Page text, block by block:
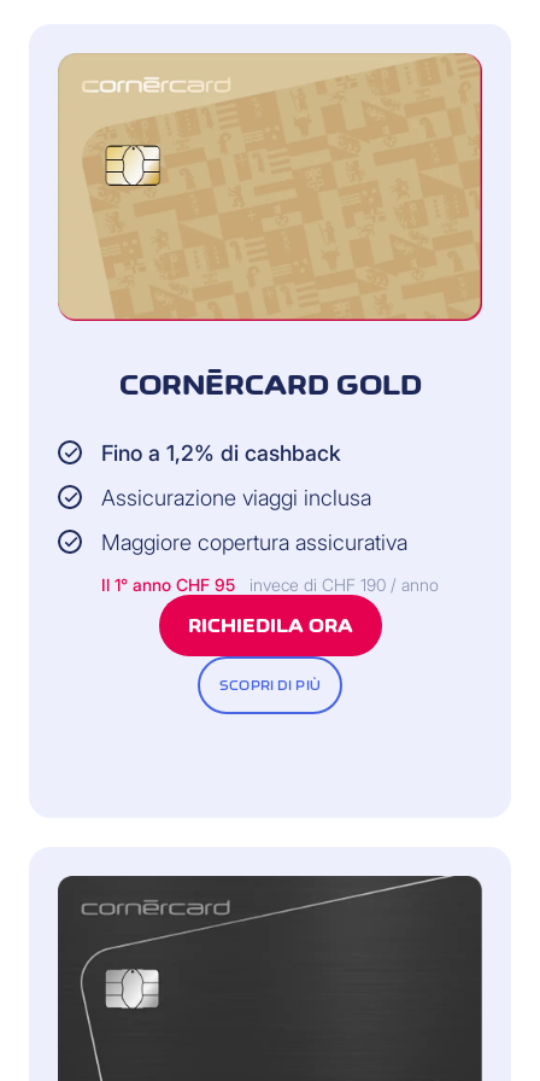
CORNÈRCARD GOLD
Fino a 1,2% di cashback
Assicurazione viaggi inclusa
Maggiore copertura assicurativa
Il 1° anno CHF 95 invece di CHF 190 / anno
RICHIEDILA ORA
SCOPRI DI PIÙ